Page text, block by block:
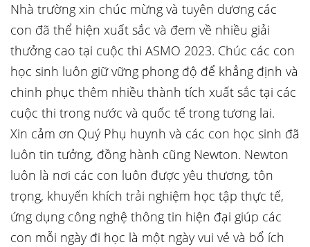
Nhà trường xin chúc mừng và tuyên dương các
con đã thể hiện xuất sắc và đem về nhiều giải
thưởng cao tại cuộc thi ASMO 2023. Chúc các con
học sinh luôn giữ vững phong độ để khẳng định và
chinh phục thêm nhiều thành tích xuất sắc tại các
cuộc thi trong nước và quốc tế trong tương lai.
Xin cảm ơn Quý Phụ huynh và các con học sinh đã
luôn tin tưởng, đồng hành cũng Newton. Newton
luôn là nơi các con luôn được yêu thương, tôn
trọng, khuyến khích trải nghiệm học tập thực tế,
ứng dụng công nghệ thông tin hiện đại giúp các
con mỗi ngày đi học là một ngày vui vẻ và bổ ích